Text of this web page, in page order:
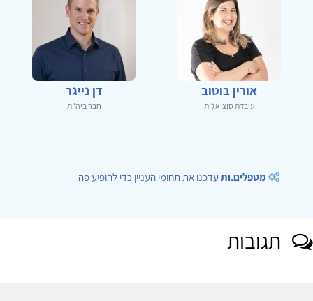
אורין בוטוב
עובדת סוציאלית
דן נייגר
חבר ביה"ת
מטפלים.ותעדכנו את תחומי העניין כדי להופיע פה
תגובות